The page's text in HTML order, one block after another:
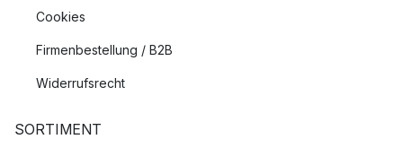
Cookies
Firmenbestellung / B2B
Widerrufsrecht
SORTIMENT